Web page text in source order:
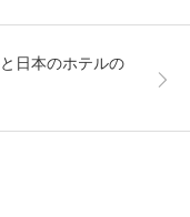
日本のホテルの